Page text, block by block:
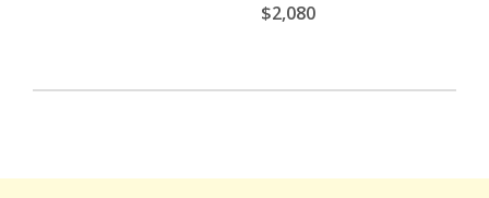
$2,080